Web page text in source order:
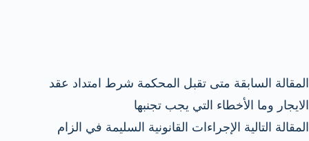
المقالة السابقة متى تقبل المحكمة شرط امتداد عقد
الايجار وما الأخطاء التي يجب تجنبها
المقالة التالية الإجراءات القانونية السليمة في الزام